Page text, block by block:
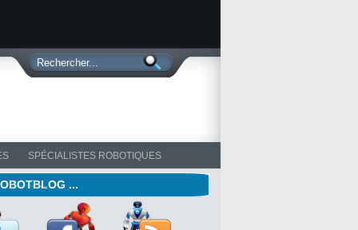
SPÉCIALISTES ROBOTIQUES
...